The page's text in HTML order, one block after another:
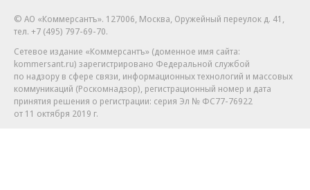
© АО «Коммерсантъ». 127006, Москва, Оружейный переулок д. 41,
тел. +7 (495) 797-69-70.
Сетевое издание «Коммерсантъ» (доменное имя сайта:
kommersant.ru) зарегистрировано Федеральной службой
по надзору в сфере связи, информационных технологий и массовых
коммуникаций (Роскомнадзор), регистрационный номер и дата
принятия решения о регистрации: серия Эл № ФС77-76922
от 11 октября 2019 г.